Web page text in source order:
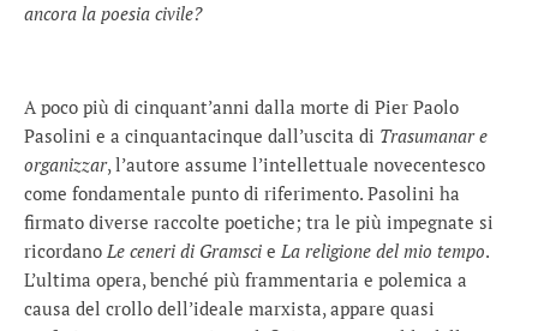
ancora la poesia civile?
A poco più di cinquant’anni dalla morte di Pier Paolo
Pasolini e a cinquantacinque dall’uscita di Trasumanar e
organizzar, l’autore assume l’intellettuale novecentesco
come fondamentale punto di riferimento. Pasolini ha
firmato diverse raccolte poetiche; tra le più impegnate si
ricordano Le ceneri di Gramsci e La religione del mio tempo.
L’ultima opera, benché più frammentaria e polemica a
causa del crollo dell’ideale marxista, appare quasi